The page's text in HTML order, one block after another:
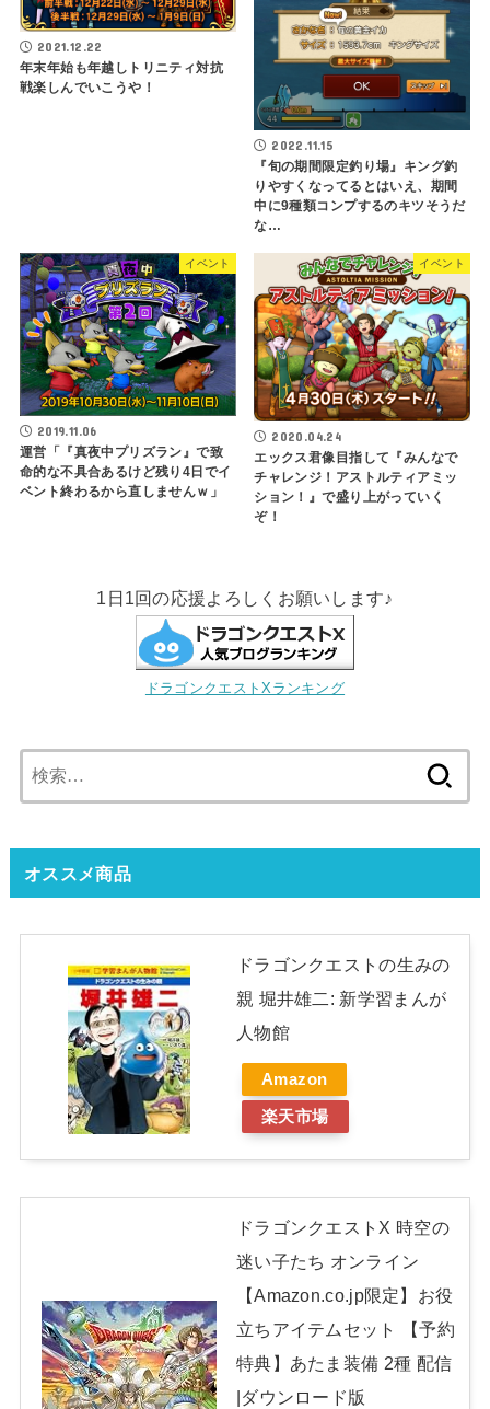
2021.12.22
年末年始も年越しトリニティ対抗
戦楽しんでいこうや！
2022.11.15
『旬の期間限定釣り場』キング釣
りやすくなってるとはいえ、期間
中に9種類コンプするのキツそうだ
な…
イベント
2019.11.06
運営「『真夜中プリズラン』で致
命的な不具合あるけど残り4日でイ
ベント終わるから直しませんｗ」
イベント
2020.04.24
エックス君像目指して『みんなで
チャレンジ！アストルティアミッ
ション！』で盛り上がっていく
ぞ！
1日1回の応援よろしくお願いします♪
ドラゴンクエストXランキング
索:
オススメ商品
ドラゴンクエストの生みの
親 堀井雄二: 新学習まんが
人物館
Amazon
楽天市場
ドラゴンクエストX 時空の
迷い子たち オンライン
【Amazon.co.jp限定】お役
立ちアイテムセット 【予約
特典】あたま装備 2種 配信
|ダウンロード版